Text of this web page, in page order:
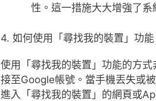
性。這一措施大大增強了系
4. 如何使用「尋找我的裝置」功能
使用「尋找我的裝置」功能的方
接至Google帳號。當手機丟失或
進入「尋找我的裝置」的網頁或